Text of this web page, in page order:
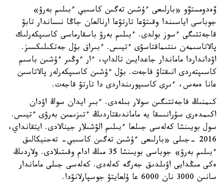
ۆەدومستۆو «بارلىعى ءۇشىن تەگىن كاسىبي ءبىلىم بەرۋ»
جوباسى اياسىندا وقىتۋعا تارتۋعا ارنالعان جاڭا نىساندار تابۋ
قاجەتتىگى ءسوز بولدى. ءبىلىم بەرۋ باسقارماسى كاسىپكەرلىك
پالاتاسىمەن ىنتىماقتاسۋى ءتيىس. ءبىراق بۇل جەتكىلىكسىز.
اۋدانداردا ماماندار جاعدايىن تالداپ، ءار ءوڭىر ءۇشىن باسىم
كاسىپتەردى انىقتاۋ قاجەت. بۇل ءۇشىن كاسىپكەرلەر پالاتاسىن
عانا ەمەس، ءىرى كاسىپورىنداردى دا تارتۋ قاجەت.
كىمنىڭ قاجەتتىگىن سولار بىلەدى. ءبىر ايدان سوڭ اۋدان
اكىمدەرى سۇرانىسقا يە ماماندىقتاردىڭ ءتىزىمىن بەرۋى ءتيىس.
سول بويىنشا كەلەسى جىلعا ءبىلىم الۋشىلار جينالادى. ايتقانداي،
2016 -جىلى «بارلىعى ءۇشىن تەگىن كاسىبي- تەحنيكالىق
ءبىلىم بەرۋ» جوباسى بويىنشا 35 مىڭ ادام وقىتىلادى. ولاردىڭ
ەكى مىڭدايى اۋىلدىق جەرگە كەلەدى. كەلەسى جىلى ماماندار
سانىن 3000 نان 6000 عا ۇلعايتۋ جوسپارلانۋدا.